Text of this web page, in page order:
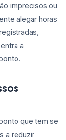
imprecisos ou
alegar horas
a
que tem se
a reduzir